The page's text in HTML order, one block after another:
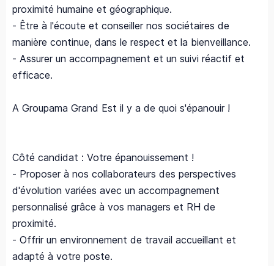
proximité humaine et géographique.
- Être à l'écoute et conseiller nos sociétaires de
manière continue, dans le respect et la bienveillance.
- Assurer un accompagnement et un suivi réactif et
efficace.
A Groupama Grand Est il y a de quoi s'épanouir !
Côté candidat : Votre épanouissement !
- Proposer à nos collaborateurs des perspectives
d'évolution variées avec un accompagnement
personnalisé grâce à vos managers et RH de
proximité.
- Offrir un environnement de travail accueillant et
adapté à votre poste.